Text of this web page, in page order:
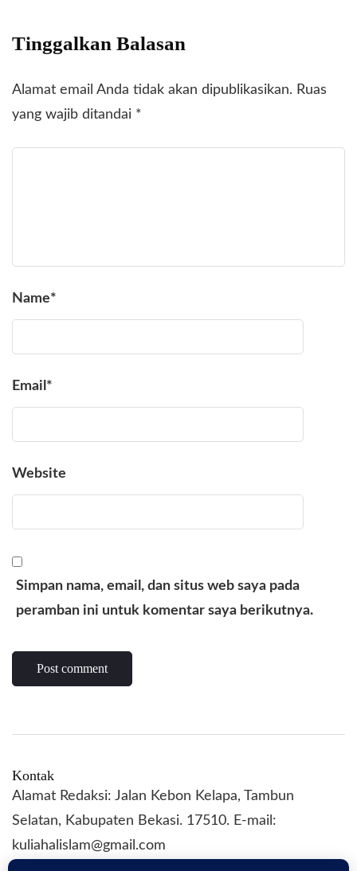
Tinggalkan Balasan
Alamat email Anda tidak akan dipublikasikan. Ruas
yang wajib ditandai *
Name*
Email *
Website
Simpan nama, email, dan situs web saya pada
peramban ini untuk komentar saya berikutnya.
Kontak
Alamat Redaksi: Jalan Kebon Kelapa, Tambun
Selatan, Kabupaten Bekasi. 17510. E-mail:
kuliahalislam@gmail.com